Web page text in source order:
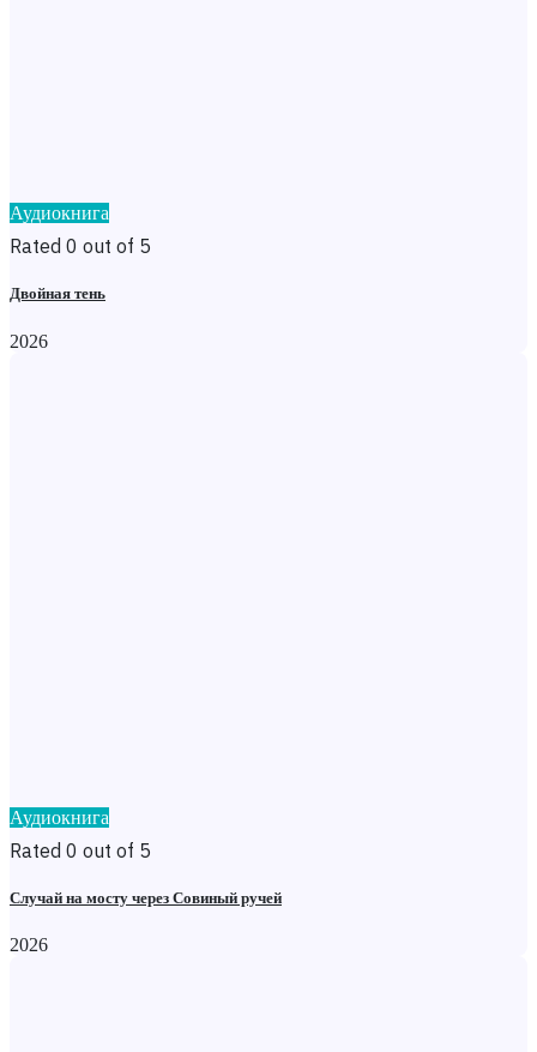
Аудиокнига
Rated 0 out of 5
Двойная тень
2026
Аудиокнига
Rated 0 out of 5
Случай на мосту через Совиный ручей
2026